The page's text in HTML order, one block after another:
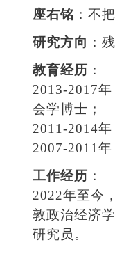
座右铭 ：不
研究方向 ：
教育经历 ：
2013-2017
会学博士；
2011-2014
2007-2011
工作经历 ：
2022年至今
敦政治经济
研究员。